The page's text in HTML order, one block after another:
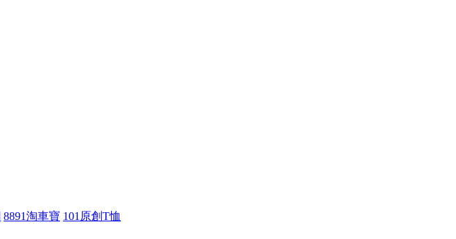
8891淘車寶 101原創T恤